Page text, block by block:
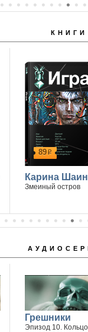
КНИГИ
89р
Карина
Змеиный остров
Грешники
Эпизод 10. Кольцо